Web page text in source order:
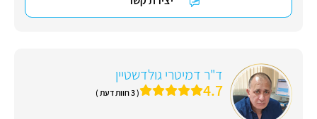
ד"ר דמיטרי גולדשטיין
4.7 ( 3 חוות דעת )